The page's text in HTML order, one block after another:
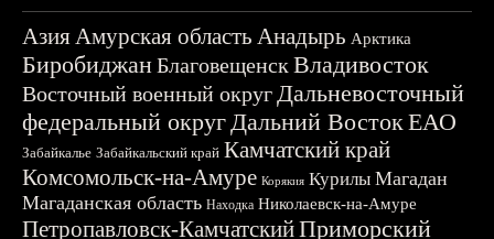
АзияАмурская область Анадырь Арктика
БиробиджанБлаговещенскВладивосток
Восточный военный округДальневосточный
федеральный округДальний ВостокЕАО
Забайкалье Забайкальский край Камчатский край
Комсомольск-на-Амуре Корякия Курилы Магадан
Магаданская область Находка Николаевск-на-Амуре
Петропавловск-КамчатскийПриморский